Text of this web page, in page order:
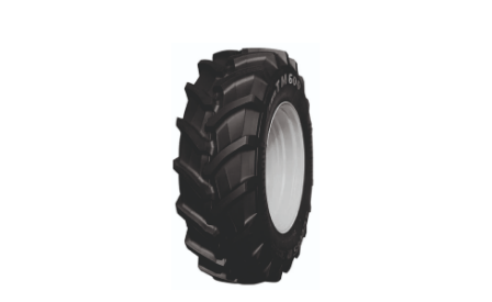
Bildergalerie überspringen